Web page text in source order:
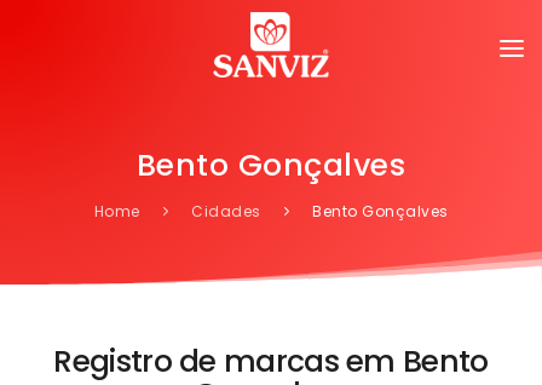
Bento Gonçalves
Home Cidades Bento Gonçalves
Registro de marcas em Bento